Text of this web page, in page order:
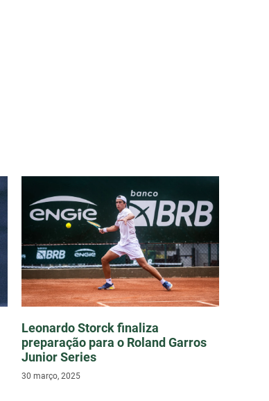
Leonardo Storck finaliza
preparação para o Roland Garros
Junior Series
30 março, 2025